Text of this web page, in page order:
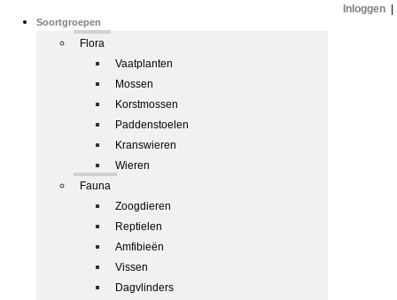
Soortgroepen
Flora
Vaatplanten
Mossen
Korstmossen
Paddenstoelen
Kranswieren
Wieren
Fauna
Zoogdieren
Reptielen
Amfibieën
Vissen
Dagvlinders
Inloggen